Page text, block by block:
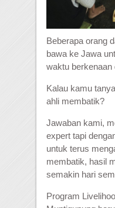
Beberapa orang
bawa ke Jawa
waktu berkenaan
Kalau kamu
ahli membatik?
Jawaban kami,
expert tapi
untuk terus
membatik, hasil
semakin hari
Program